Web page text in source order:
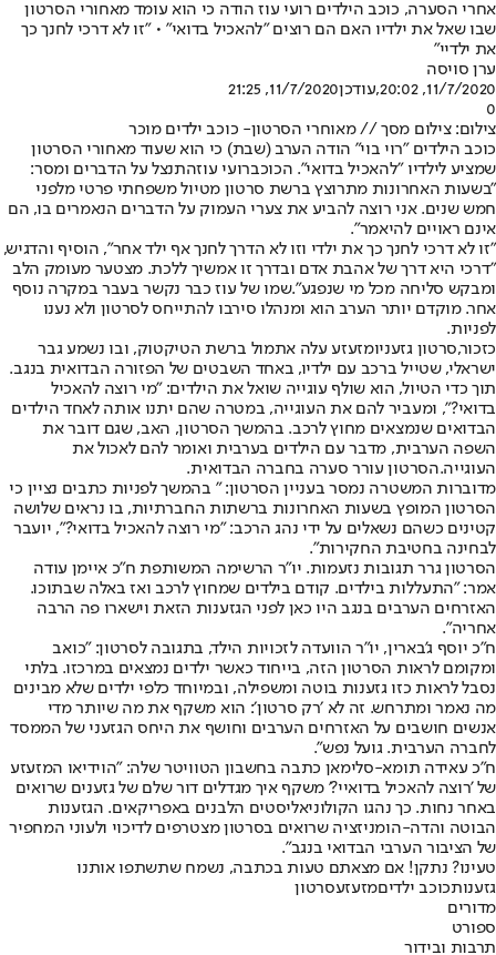
אחרי הסערה, כוכב הילדים רועי עוז הודה כי הוא עומד מאחורי הסרטון
שבו שאל את ילדיו האם הם רוצים "להאכיל בדואי" • "זו לא דרכי לחנך כך
את ילדיי"
ערן סויסה
11/7/2020, 20:02
,עודכן11/7/2020, 21:25
0
צילום: צילום מסך // מאוחרי הסרטון- כוכב ילדים מוכר
כוכב הילדים "רוי בוי" הודה הערב (שבת) כי הוא שעוד מאחורי הסרטון
שמציע לילדיו "להאכיל בדואי". הכוכברועי עוזהתנצל על הדברים ומסר:
"בשעות האחרונות מתרוצץ ברשת סרטון מטיול משפחתי פרטי מלפני
חמש שנים. אני רוצה להביע את צערי העמוק על הדברים הנאמרים בו, הם
אינם ראויים להיאמר".
"זו לא דרכי לחנך כך את ילדי וזו לא הדרך לחנך אף ילד אחר", הוסיף והדגיש,
"דרכי היא דרך של אהבת אדם ובדרך זו אמשיך ללכת. מצטער מעומק הלב
ומבקש סליחה מכל מי שנפגע".שמו של עוז כבר נקשר בעבר במקרה נוסף
אחר. מוקדם יותר הערב הוא ומנהלו סירבו להתייחס לסרטון ולא נענו
לפניות.
כזכור,סרטון גזעניומזעזע עלה אתמול ברשת הטיקטוק, ובו נשמע גבר
ישראלי, שטייל ברכב עם ילדיו, באחד השבטים של הפזורה הבדואית בנגב.
תוך כדי הטיול, הוא שולף עוגייה שואל את הילדים: "מי רוצה להאכיל
בדואי?", ומעביר להם את העוגייה, במטרה שהם יתנו אותה לאחד הילדים
הבדואים שנמצאים מחוץ לרכב. בהמשך הסרטון, האב, שגם דובר את
השפה הערבית, מדבר עם הילדים בערבית ואומר להם לאכול את
העוגייה.הסרטון עורר סערה בחברה הבדואית.
מדוברות המשטרה נמסר בעניין הסרטון: " בהמשך לפניות כתבים נציין כי
הסרטון המופץ בשעות האחרונות ברשתות החברתיות, בו נראים שלושה
קטינים כשהם נשאלים על ידי נהג הרכב: "מי רוצה להאכיל בדואי?", יועבר
לבחינה בחטיבת החקירות".
הסרטון גרר תגובות נזעמות. יו"ר הרשימה המשותפת ח"כ איימן עודה
אמר: "התעללות בילדים. קודם בילדים שמחוץ לרכב ואז באלה שבתוכו.
האזרחים הערבים בנגב היו כאן לפני הגזענות הזאת וישארו פה הרבה
אחריה".
ח"כ יוסף ג'בארין, יו"ר הוועדה לזכויות הילד, בתגובה לסרטון: "כואב
ומקומם לראות הסרטון הזה, בייחוד כאשר ילדים נמצאים במרכזו. בלתי
נסבל לראות כזו גזענות בוטה ומשפילה, ובמיוחד כלפי ילדים שלא מבינים
מה נאמר ומתרחש. זה לא ׳רק סרטון׳: הוא משקף את מה שיותר מדי
אנשים חושבים על האזרחים הערבים וחושף את היחס הגזעני של הממסד
לחברה הערבית. גועל נפש".
ח"כ עאידה תומא-סלימאן כתבה בחשבון הטוויטר שלה: "הוידיאו המזעזע
של 'רוצה להאכיל בדואיי?' משקף איך מגדלים דור שלם של גזענים שרואים
באחר נחות. כך נהגו הקולוניאליסטים הלבנים באפריקאים. הגזענות
הבוטה והדה-הומניזציה שרואים בסרטון מצטרפים לדיכוי ולעוני המחפיר
של הציבור הערבי הבדואי בנגב".
טעינו? נתקן! אם מצאתם טעות בכתבה, נשמח שתשתפו אותנו
גזענותכוכב ילדיםמזעזעסרטון
מדורים
ספורט
תרבות ובידור